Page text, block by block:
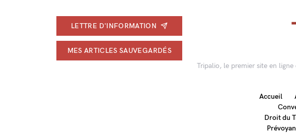
LETTRE D'INFORMATION
MES ARTICLES SAUVEGARDÉS
Tripalio, le premier site en
Accueil
Droit du